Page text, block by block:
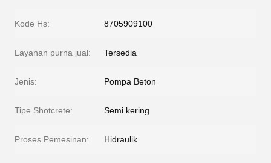
Kode Hs: 8705909100
Layanan purna jual: Tersedia
Jenis: Pompa Beton
Tipe Shotcrete: Semi kering
Proses Pemesinan: Hidraulik